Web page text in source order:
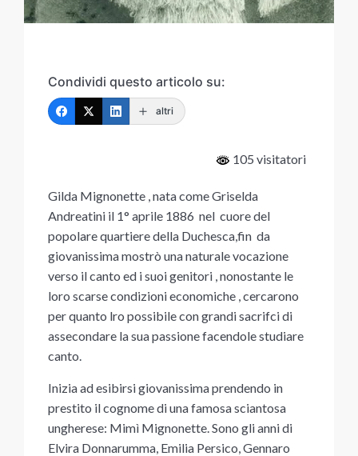
Condividi questo articolo su:
altri
105 visitatori
Gilda Mignonette , nata come Griselda
Andreatini il 1° aprile 1886 nel cuore del
popolare quartiere della Duchesca,fin da
giovanissima mostrò una naturale vocazione
verso il canto ed i suoi genitori , nonostante le
loro scarse condizioni economiche , cercarono
per quanto lro possibile con grandi sacrifci di
assecondare la sua passione facendole studiare
canto.
Inizia ad esibirsi giovanissima prendendo in
prestito il cognome di una famosa sciantosa
ungherese: Mimì Mignonette. Sono gli anni di
Elvira Donnarumma, Emilia Persico, Gennaro